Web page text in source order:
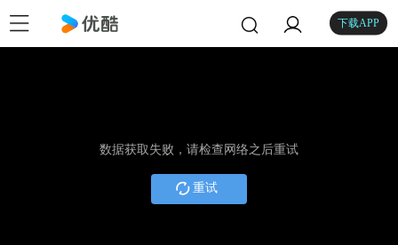
下载APP
数据获取失败，请检查网络之后重试
重试